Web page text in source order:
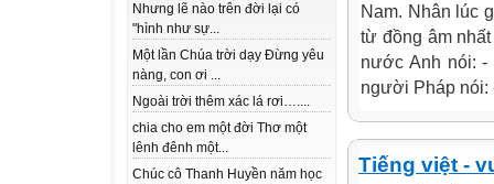
Nhưng lẽ nào trên đời lại có
"hình như sự...
Một lần Chúa trời dạy Đừng yêu
nàng, con ơi ...
Ngoài trời thêm xác lá rơi…....
chia cho em một đời Thơ một
lênh đênh một...
Chúc cô Thanh Huyền năm học
Nam. Nhân lúc
từ đồng âm
nước Anh nói: -
người Pháp nói:
Tiếng việt -